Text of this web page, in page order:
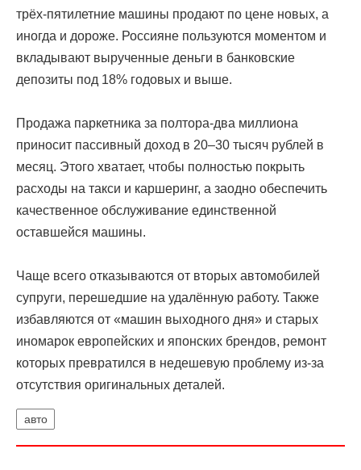
трёх-пятилетние машины продают по цене новых, а
иногда и дороже. Россияне пользуются моментом и
вкладывают вырученные деньги в банковские
депозиты под 18% годовых и выше.
Продажа паркетника за полтора-два миллиона
приносит пассивный доход в 20–30 тысяч рублей в
месяц. Этого хватает, чтобы полностью покрыть
расходы на такси и каршеринг, а заодно обеспечить
качественное обслуживание единственной
оставшейся машины.
Чаще всего отказываются от вторых автомобилей
супруги, перешедшие на удалённую работу. Также
избавляются от «машин выходного дня» и старых
иномарок европейских и японских брендов, ремонт
которых превратился в недешевую проблему из-за
отсутствия оригинальных деталей.
авто